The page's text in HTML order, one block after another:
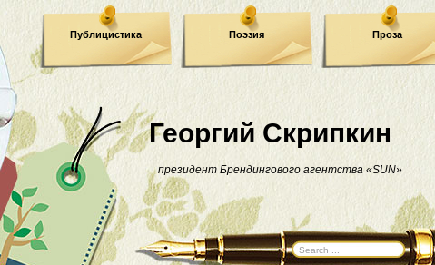
Георгий Скрипкин
президент Брендингового агентства «SUN»
Публицистика Поэзия Проза